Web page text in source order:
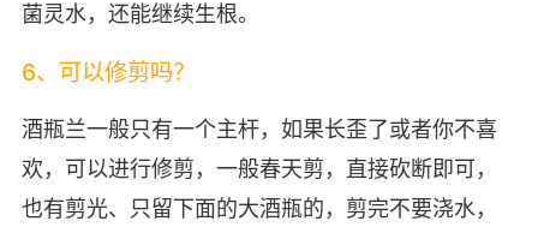
菌灵水，还能继续生根。
6、可以修剪吗？
酒瓶兰一般只有一个主杆，如果长歪了或者你不喜
欢，可以进行修剪，一般春天剪，直接砍断即可，
也有剪光、只留下面的大酒瓶的，剪完不要浇水，